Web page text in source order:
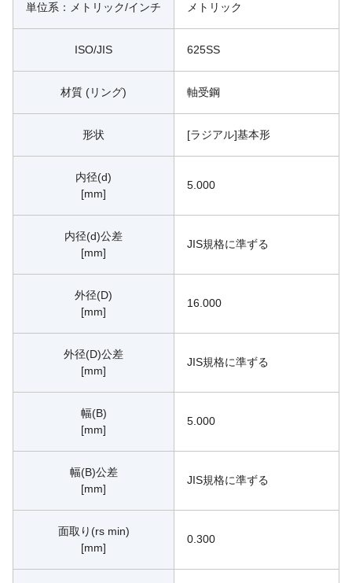
単位系：メトリック/インチ メトリック
ISO/JIS 625SS
材質 (リング) 軸受鋼
形状 [ラジアル]基本形
内径(d)
[mm]
5.000
内径(d)公差
[mm]
JIS規格に準ずる
外径(D)
[mm]
16.000
外径(D)公差
[mm]
JIS規格に準ずる
幅(B)
[mm]
5.000
幅(B)公差
[mm]
JIS規格に準ずる
面取り(rs min)
[mm]
0.300